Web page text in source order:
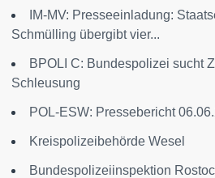
IM-MV: Presseeinladung:
Schmülling übergibt vier...
BPOLI C: Bundespolizei sucht
Schleusung
POL-ESW: Pressebericht
Kreispolizeibehörde Wesel
Bundespolizeiinspektion